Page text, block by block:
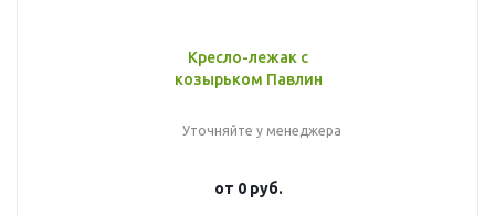
Кресло-лежак с
козырьком Павлин
Уточняйте у менеджера
от 0 руб.